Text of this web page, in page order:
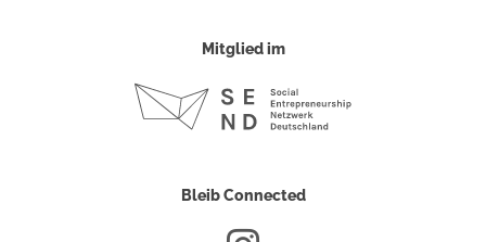
Mitglied im
Bleib Connected